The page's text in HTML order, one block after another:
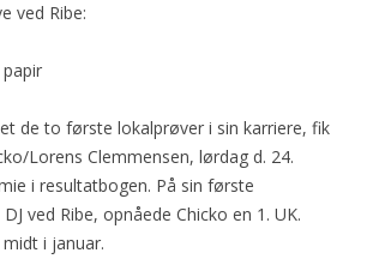
ved Ribe:
de to første lokalprøver i sin karriere, fik
Lorens Clemmensen, lørdag d. 24.
i resultatbogen. På sin første
ved Ribe, opnåede Chicko en 1. UK.
i januar.